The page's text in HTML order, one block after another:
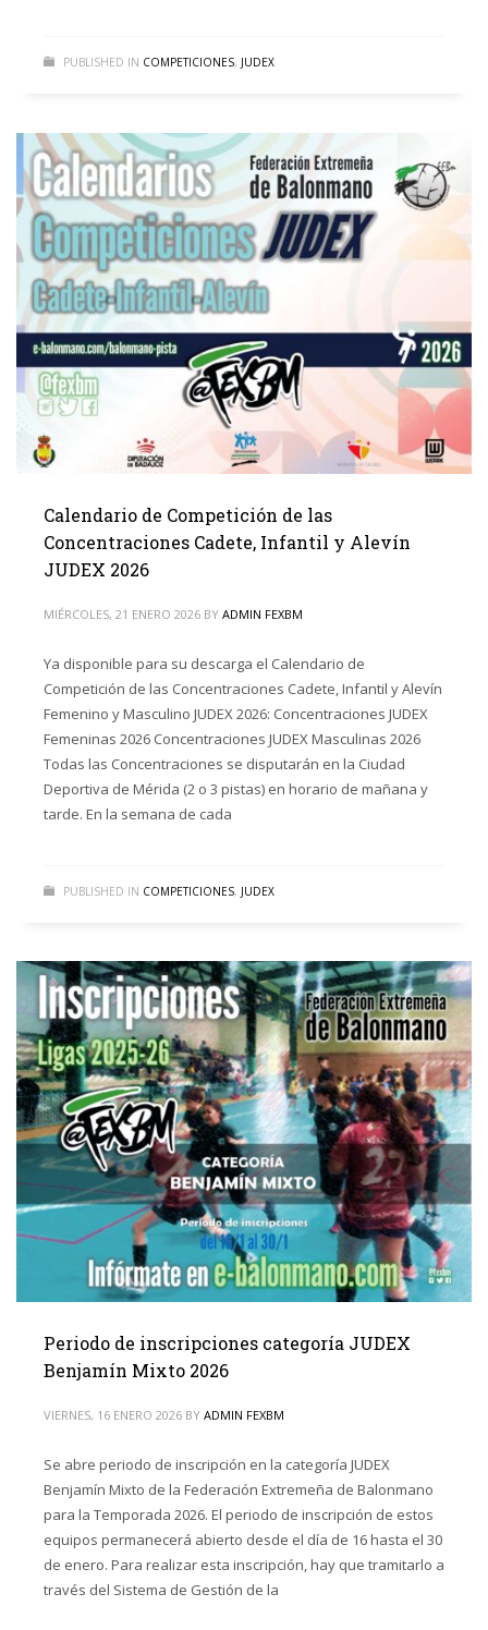
PUBLISHED IN COMPETICIONES, JUDEX
Calendario de Competición de las
Concentraciones Cadete, Infantil y Alevín
JUDEX 2026
MIÉRCOLES, 21 ENERO 2026 BY ADMIN FEXBM
Ya disponible para su descarga el Calendario de
Competición de las Concentraciones Cadete, Infantil y Alevín
Femenino y Masculino JUDEX 2026: Concentraciones JUDEX
Femeninas 2026 Concentraciones JUDEX Masculinas 2026
Todas las Concentraciones se disputarán en la Ciudad
Deportiva de Mérida (2 o 3 pistas) en horario de mañana y
tarde. En la semana de cada
PUBLISHED IN COMPETICIONES, JUDEX
Periodo de inscripciones categoría JUDEX
Benjamín Mixto 2026
VIERNES, 16 ENERO 2026 BY ADMIN FEXBM
Se abre periodo de inscripción en la categoría JUDEX
Benjamín Mixto de la Federación Extremeña de Balonmano
para la Temporada 2026. El periodo de inscripción de estos
equipos permanecerá abierto desde el día de 16 hasta el 30
de enero. Para realizar esta inscripción, hay que tramitarlo a
través del Sistema de Gestión de la